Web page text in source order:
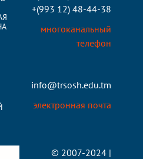
+(993 12) 48-44-38
многоканальный
телефон
info@trsosh.edu.tm
электронная почта
© 2007-2024 |